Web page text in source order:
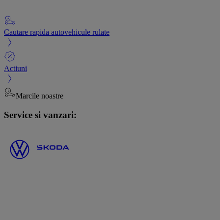
Cautare rapida autovehicule rulate
Actiuni
Marcile noastre
Service si vanzari: